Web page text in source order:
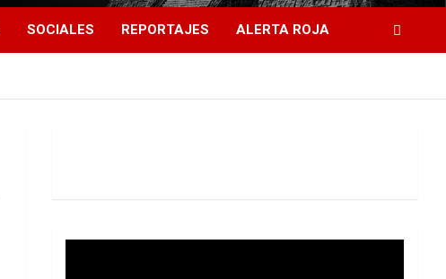
SOCIALES REPORTAJES ALERTA ROJA